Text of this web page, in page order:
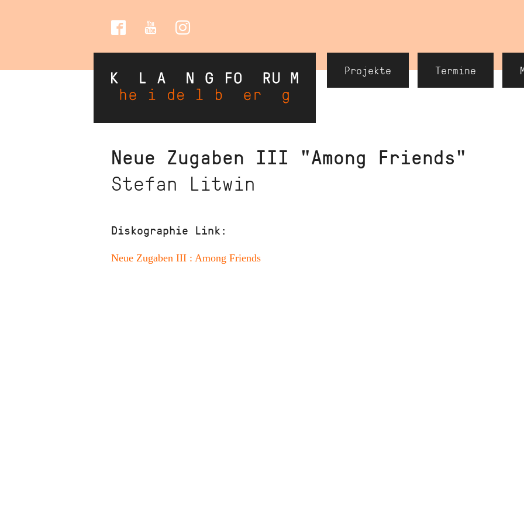
Social
Header
Navigation
Projekte Termine
Neue Zugaben III "Among Friends"
Stefan Litwin
Diskographie Link:
Neue Zugaben III : Among Friends